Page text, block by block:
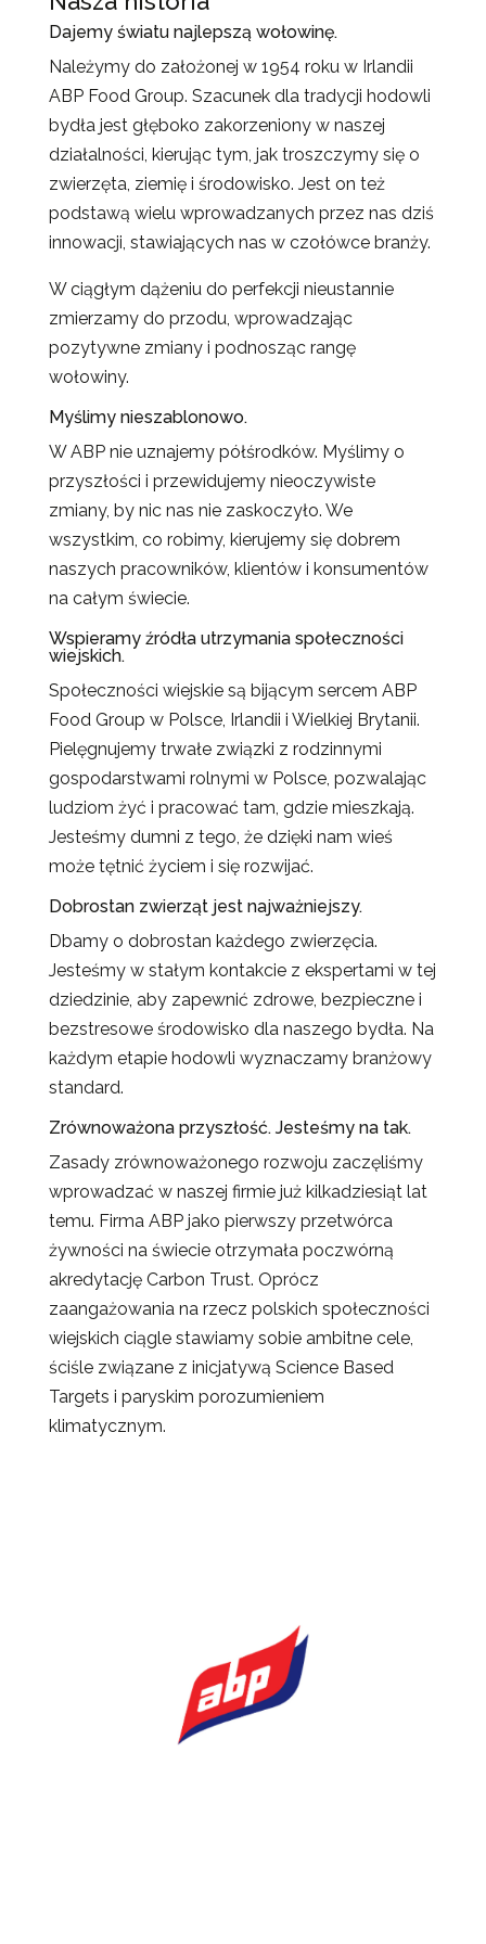
Dajemy światu najlepszą wołowinę.
Należymy do założonej w 1954 roku w Irlandii
ABP Food Group. Szacunek dla tradycji hodowli
bydła jest głęboko zakorzeniony w naszej
działalności, kierując tym, jak troszczymy się o
zwierzęta, ziemię i środowisko. Jest on też
podstawą wielu wprowadzanych przez nas dziś
innowacji, stawiających nas w czołówce branży.
W ciągłym dążeniu do perfekcji nieustannie
zmierzamy do przodu, wprowadzając
pozytywne zmiany i podnosząc rangę
wołowiny.
Myślimy nieszablonowo.
W ABP nie uznajemy półśrodków. Myślimy o
przyszłości i przewidujemy nieoczywiste
zmiany, by nic nas nie zaskoczyło. We
wszystkim, co robimy, kierujemy się dobrem
naszych pracowników, klientów i konsumentów
na całym świecie.
Wspieramy źródła utrzymania społeczności
wiejskich.
Społeczności wiejskie są bijącym sercem ABP
Food Group w Polsce, Irlandii i Wielkiej Brytanii.
Pielęgnujemy trwałe związki z rodzinnymi
gospodarstwami rolnymi w Polsce, pozwalając
ludziom żyć i pracować tam, gdzie mieszkają.
Jesteśmy dumni z tego, że dzięki nam wieś
może tętnić życiem i się rozwijać.
Dobrostan zwierząt jest najważniejszy.
Dbamy o dobrostan każdego zwierzęcia.
Jesteśmy w stałym kontakcie z ekspertami w tej
dziedzinie, aby zapewnić zdrowe, bezpieczne i
bezstresowe środowisko dla naszego bydła. Na
każdym etapie hodowli wyznaczamy branżowy
standard.
Zrównoważona przyszłość. Jesteśmy na tak.
Zasady zrównoważonego rozwoju zaczęliśmy
wprowadzać w naszej firmie już kilkadziesiąt lat
temu. Firma ABP jako pierwszy przetwórca
żywności na świecie otrzymała poczwórną
akredytację Carbon Trust. Oprócz
zaangażowania na rzecz polskich społeczności
wiejskich ciągle stawiamy sobie ambitne cele,
ściśle związane z inicjatywą Science Based
Targets i paryskim porozumieniem
klimatycznym.